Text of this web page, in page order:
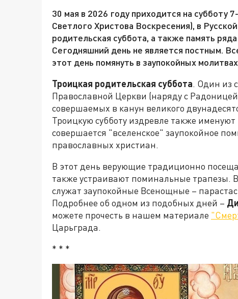
30 мая в 2026 году приходится на
Светлого Христова Воскресения), в
родительская суббота, а также память
Сегодняшний день не является постным.
этот день помянуть в заупокойных
Троицкая родительская суббота. Один из
Православной Церкви (наряду с
совершаемых в канун великого
Троицкую субботу издревле также
совершается "вселенское" заупокойное
православных христиан.
В этот день верующие традиционно
также устраивают поминальные трапезы.
служат заупокойные Всенощные –
Подробнее об одном из подобных дней –
можете прочесть в нашем материале
Царьграда.
* * *